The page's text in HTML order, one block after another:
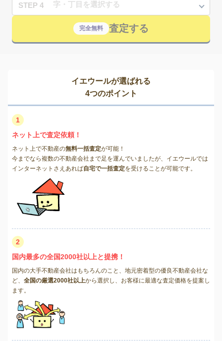
STEP 4
完全無料 査定する
イエウールが選ばれる
4つのポイント
1
ネット上で査定依頼！
ネット上で不動産の無料一括査定が可能！
今までなら複数の不動産会社まで足を運んでいましたが、イエウールでは
インターネットさえあれば自宅で一括査定を受けることが可能です。
2
国内最多の全国2000社以上と提携！
国内の大手不動産会社はもちろんのこと、地元密着型の優良不動産会社な
ど、 全国の厳選2000社以上から選択し、お客様に最適な査定価格を提案し
ます。